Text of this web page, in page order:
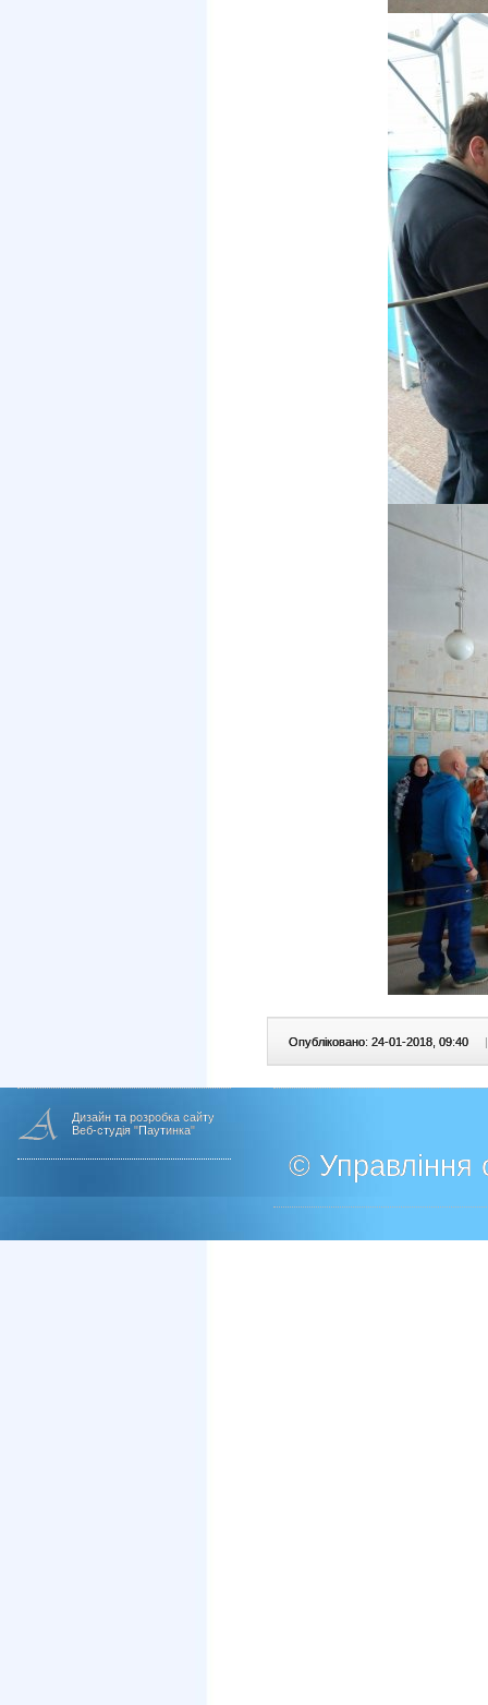
Опубліковано: 24-01-2018, 09:40 |
Дизайн та розробка сайту
Веб-студія "Паутинка"
© Управління